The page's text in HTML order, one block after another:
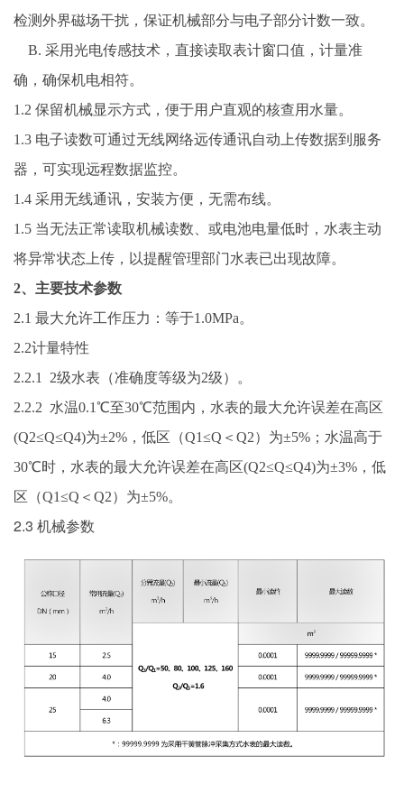
检测外界磁场干扰，保证机械部分与电子部分计数一致。
B. 采用光电传感技术，直接读取表计窗口值，计量准
确，确保机电相符。
1.2 保留机械显示方式，便于用户直观的核查用水量。
1.3 电子读数可通过无线网络远传通讯自动上传数据到服务
器，可实现远程数据监控。
1.4 采用无线通讯，安装方便，无需布线。
1.5 当无法正常读取机械读数、或电池电量低时，水表主动
将异常状态上传，以提醒管理部门水表已出现故障。
2、主要技术参数
2.1 最大允许工作压力：等于1.0MPa。
2.2计量特性
2.2.1 2级水表（准确度等级为2级）。
2.2.2 水温0.1℃至30℃范围内，水表的最大允许误差在高区
(Q2≤Q≤Q4)为±2%，低区（Q1≤Q＜Q2）为±5%；水温高于
30℃时，水表的最大允许误差在高区(Q2≤Q≤Q4)为±3%，低
区（Q1≤Q＜Q2）为±5%。
2.3 机械参数